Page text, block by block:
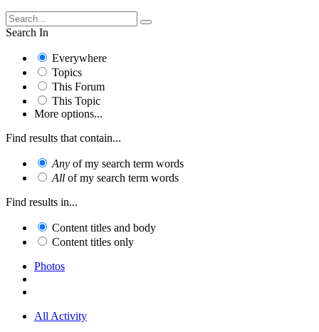
Search In
Everywhere
Topics
This Forum
This Topic
More options...
Find results that contain...
Any of my search term words
All of my search term words
Find results in...
Content titles and body
Content titles only
Photos
All Activity